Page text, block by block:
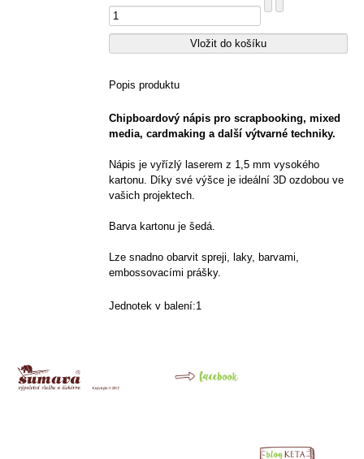
Popis produktu
Chipboardový nápis pro scrapbooking, mixed
media, cardmaking a další výtvarné techniky.
Nápis je vyřízlý laserem z 1,5 mm vysokého
kartonu. Díky své výšce je ideální 3D ozdobou ve
vašich projektech.
Barva kartonu je šedá.
Lze snadno obarvit spreji, laky, barvami,
embossovacími prášky.
Jednotek v balení:1